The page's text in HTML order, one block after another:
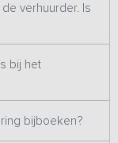
verhuurder. Is
bij het
bijboeken?